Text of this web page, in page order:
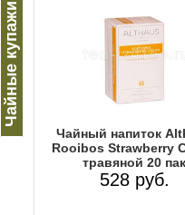
Чайные купажи
Чайный напиток
Rooibos Strawberry
травяной 20 пак
528 руб.